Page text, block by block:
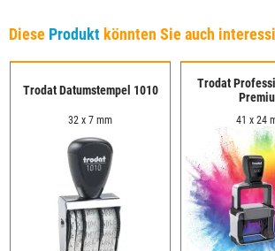
Diese Produkt könnten Sie auch
Trodat Datumstempel 1010
32 x 7 mm
Trodat
41 x 24